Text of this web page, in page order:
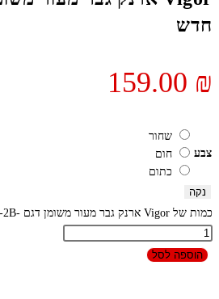
חדש
159.00 ₪
צבע
שחור
חום
כתום
נקה
כמות של Vigor ארנק גבר מעור משומן דגם -9038-2B חדש
הוספה לסל